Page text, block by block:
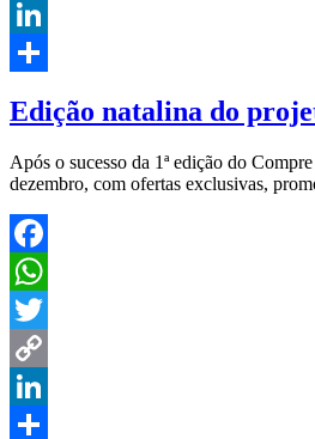
Copy
Link
LinkedIn
Edição natalina do
Após o sucesso da 1ª edição do
dezembro, com ofertas exclusivas,
Facebook
WhatsApp
Twitter
Copy
Link
LinkedIn